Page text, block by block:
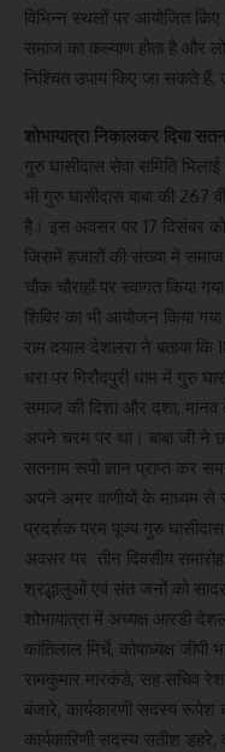
विभिन्न स्थलों पर आयोजित
समाज का कल्याण होता है और
निश्चित उपाय किए जा सकते हैं,
शोभायात्रा निकालकर दिया
गुरु घासीदास सेवा समिति
भी गुरु घासीदास बाबा की 267
है। इस अवसर पर 17 दिसंबर
जिसमें हजारों की संख्या में
चौक चौराहों पर स्वागत किया
शिविर का भी आयोजन किया
राम दयाल देशलरा ने बताया कि
धरा पर गिरौदपुरी धाम में गुरु
समाज की दिशा और दशा, मानव
अपने चरम पर था। बाबा जी ने
सतनाम रूपी ज्ञान प्राप्त कर
अपने अमर वाणीयों के माध्यम
प्रदर्शक परम पूज्य गुरु
अवसर पर तीन दिवसीय
श्रद्धालुओं एवं संत जनों को
शोभायात्रा में अध्यक्ष आरडी
कांतिलाल मिर्चे, कोषाध्यक्ष
रामकुमार मारकंडे, सह सचिव
बंजारे, कार्यकारणी सदस्य रूपेश
कार्यकारिणी सदस्य सतीश डहरे,